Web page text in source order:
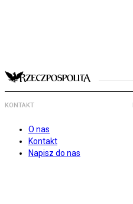
KONTAKT
O nas
Kontakt
Napisz do nas